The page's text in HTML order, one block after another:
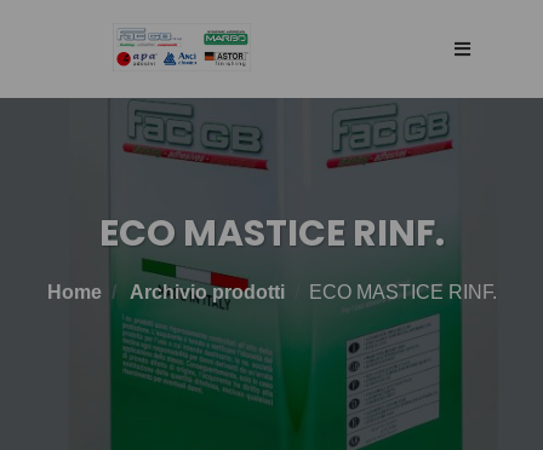
HOME
RETE DI VENDITA
TECNOLOGIA
ECO MASTICE RINF.
Home Archivio prodotti ECO MASTICE RINF.